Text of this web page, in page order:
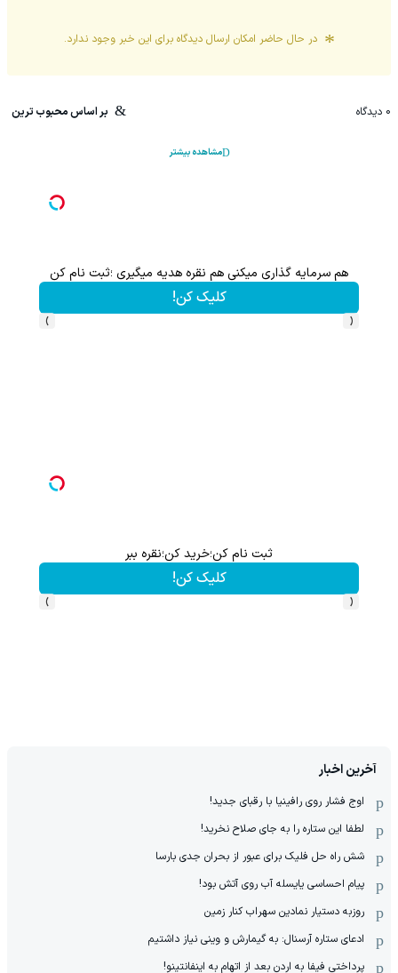
در حال حاضر امکان ارسال دیدگاه برای این خبر وجود ندارد.
0 دیدگاه بر اساس محبوب ترین
مشاهده بیشتر
هم سرمایه گذاری میکنی هم نقره هدیه میگیری ؛ثبت نام کن
کلیک کن!
‹
›
ثبت نام کن؛خرید کن؛نقره ببر
کلیک کن!
‹
›
آخرین اخبار
اوج فشار روی رافینیا با رقبای جدید!
لطفا این ستاره را به جای صلاح نخرید!
شش راه حل فلیک برای عبور از بحران جدی بارسا
پیام احساسی یایسله آب روی آتش بود!
روزبه دستیار نمادین سهراب کنار زمین
ادعای ستاره آرسنال: به گیمارش و وینی نیاز داشتیم
پرداختی فیفا به اردن بعد از اتهام به اینفانتینو!